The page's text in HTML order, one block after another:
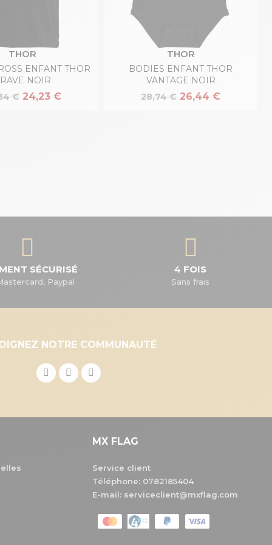
THOR
ENFANT THOR
NOIR
€ 24,23 €
THOR
BODIES ENFANT THOR
VANTAGE NOIR
28,74 € 26,44 €
SÉCURISÉ
Paypal
4 FOIS
Sans frais
NOTRE COMMUNAUTÉ
MX FLAG
Service client
Téléphone: 0782185404
E-mail: serviceclient@mxflag.com